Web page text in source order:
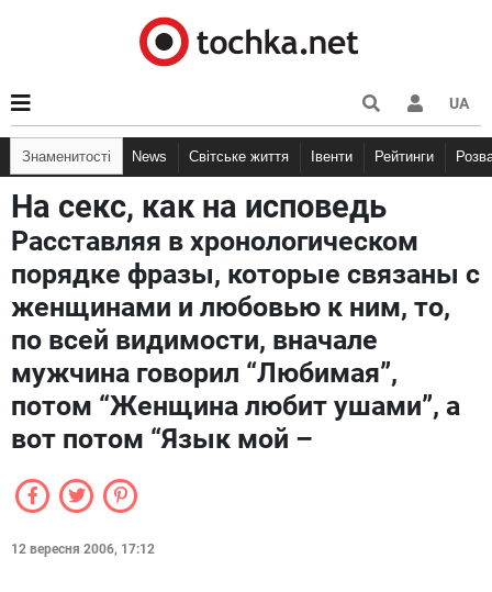
UA
Знаменитості News Світське життя Івенти Рейтинги
На секс, как на исповедь
Расставляя в хронологическом
порядке фразы, которые связаны с
женщинами и любовью к ним, то,
по всей видимости, вначале
мужчина говорил “Любимая”,
потом “Женщина любит ушами”, а
вот потом “Язык мой –
12 вересня 2006, 17:12